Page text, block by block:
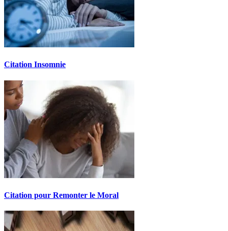
Citation Insomnie
Citation pour Remonter le Moral